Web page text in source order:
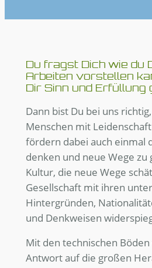
Du fragst Dich wie du
Arbeiten vorstellen
Dir Sinn und Erfüllung
Dann bist Du bei uns
Menschen mit
fördern dabei auch einmal
denken und neue Wege zu
Kultur, die neue Wege
Gesellschaft mit ihren
Hintergründen,
und Denkweisen
Mit den technischen
Antwort auf die großen